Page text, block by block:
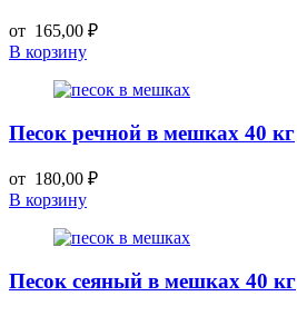
от 165,00 ₽
В корзину
Песок речной в мешках 40 кг
от 180,00 ₽
В корзину
Песок сеяный в мешках 40 кг